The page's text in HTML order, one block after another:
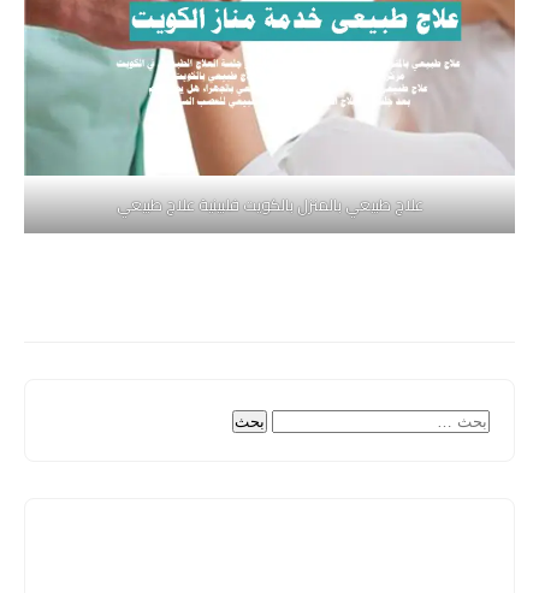
علاج طبيعي بالمنزل بالكويت فلبينية علاج طبيعي
البحث